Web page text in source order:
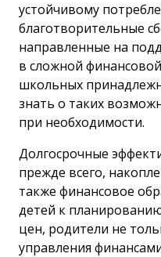
устойчивому
благотворительные
направленные на
в сложной
школьных
знать о таких
при необходимости.
Долгосрочные
прежде всего,
также финансовое
детей к
цен, родители не
управления